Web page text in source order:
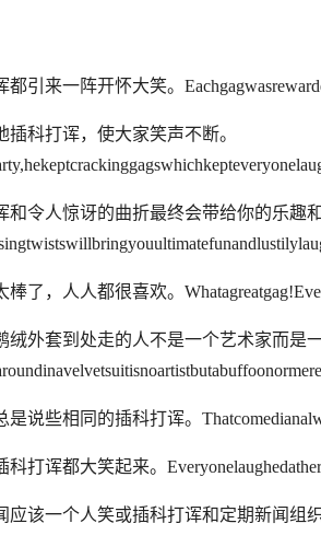
引来一阵开怀大笑。
插科打诨，使大家笑声不断。
和令人惊讶的曲折最终会带给你的乐趣
了，人人都很喜欢。
绒外套到处走的人不是一个艺术家而是
说些相同的插科打诨。
打诨都大笑起来。
应该一个人笑或插科打诨和定期新闻组